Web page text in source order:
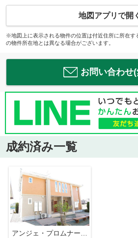
地図アプリで開
※地図上に表示される物件の位置は付近住所に所在す
の物件所在地とは異なる場合がございます。
お問い合わせ
成約済み一覧
アンジェ・プロムナードＡ